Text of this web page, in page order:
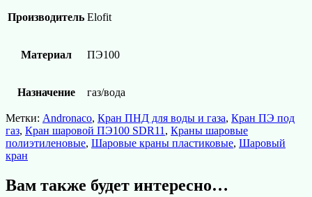
Производитель Elofit
Материал ПЭ100
Назначение газ/вода
Метки: Andronaco, Кран ПНД для воды и газа, Кран ПЭ под
газ, Кран шаровой ПЭ100 SDR11 , Краны шаровые
полиэтиленовые, Шаровые краны пластиковые, Шаровый
кран
Вам также будет интересно…